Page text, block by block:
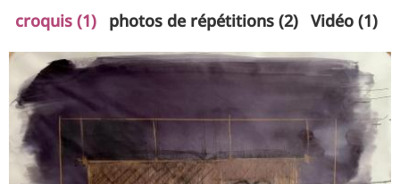
croquis (1) photos de répétitions (2) Vidéo (1)